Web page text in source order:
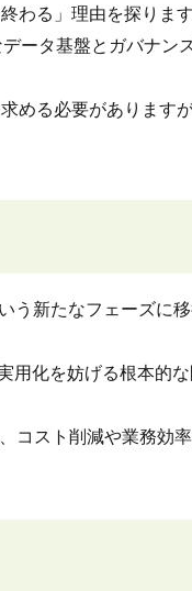
わる」理由を探ります
ータ基盤とガバナン
める必要があります
う新たなフェーズに
用化を妨げる根本的
コスト削減や業務効